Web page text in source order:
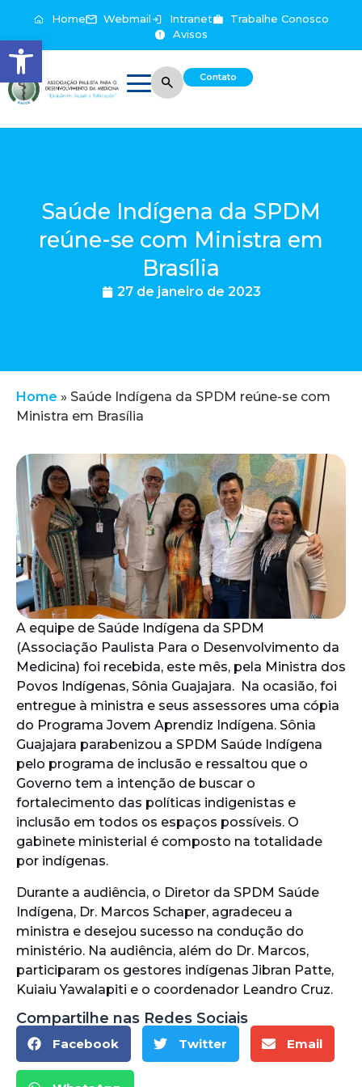
Abrir a barra de ferramentas
Home Webmail Intranet
Trabalhe Conosco
Avisos
Contato
Saúde Indígena da SPDM
reúne-se com Ministra em
Brasília
27 de janeiro de 2023
Home » Saúde Indígena da SPDM reúne-se com
Ministra em Brasília
A equipe de Saúde Indígena da SPDM
(Associação Paulista Para o Desenvolvimento da
Medicina) foi recebida, este mês, pela Ministra dos
Povos Indígenas, Sônia Guajajara. Na ocasião, foi
entregue à ministra e seus assessores uma cópia
do Programa Jovem Aprendiz Indígena. Sônia
Guajajara parabenizou a SPDM Saúde Indígena
pelo programa de inclusão e ressaltou que o
Governo tem a intenção de buscar o
fortalecimento das políticas indigenistas e
inclusão em todos os espaços possíveis. O
gabinete ministerial é composto na totalidade
por indígenas.
Durante a audiência, o Diretor da SPDM Saúde
Indígena, Dr. Marcos Schaper, agradeceu a
ministra e desejou sucesso na condução do
ministério. Na audiência, além do Dr. Marcos,
participaram os gestores indígenas Jibran Patte,
Kuiaiu Yawalapiti e o coordenador Leandro Cruz.
Compartilhe nas Redes Sociais
Facebook Twitter Email